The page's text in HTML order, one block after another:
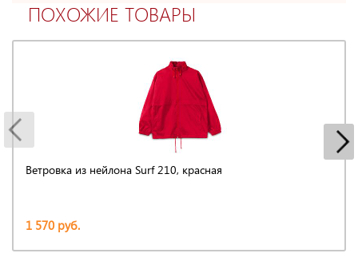
ПОХОЖИЕ ТОВАРЫ
Ветровка из нейлона Surf 210, красная
1 570 руб.